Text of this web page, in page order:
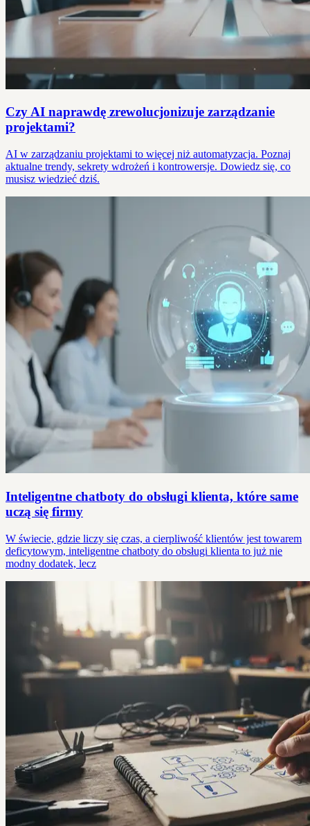
Czy AI naprawdę zrewolucjonizuje zarządzanie
projektami?
AI w zarządzaniu projektami to więcej niż automatyzacja. Poznaj
aktualne trendy, sekrety wdrożeń i kontrowersje. Dowiedz się, co
musisz wiedzieć dziś.
Inteligentne chatboty do obsługi klienta, które same
uczą się firmy
W świecie, gdzie liczy się czas, a cierpliwość klientów jest towarem
deficytowym, inteligentne chatboty do obsługi klienta to już nie
modny dodatek, lecz